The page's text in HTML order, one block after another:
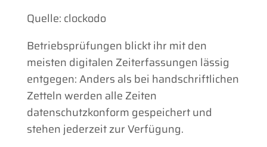
Quelle: clockodo
Betriebsprüfungen blickt ihr mit den
meisten digitalen Zeiterfassungen lässig
entgegen: Anders als bei handschriftlichen
Zetteln werden alle Zeiten
datenschutzkonform gespeichert und
stehen jederzeit zur Verfügung.